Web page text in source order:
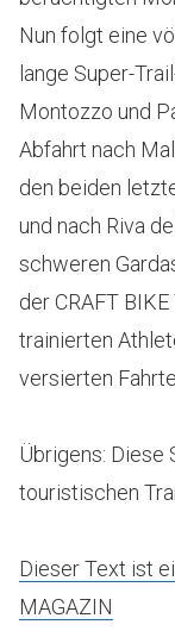
Nun folgt eine
lange Super-
Montozzo und
Abfahrt nach
den beiden
und nach Riva
schweren
der CRAFT
trainierten
versierten
Übrigens: Diese
touristischen
Dieser Text ist
MAGAZIN